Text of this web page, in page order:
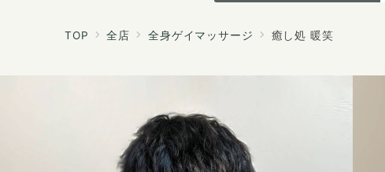
TOP 全店 全身ゲイマッサージ 癒し処 暖笑